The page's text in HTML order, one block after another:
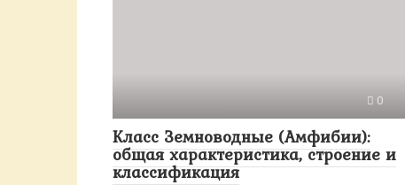
0
Класс Земноводные (Амфибии):
общая характеристика, строение и
классификация